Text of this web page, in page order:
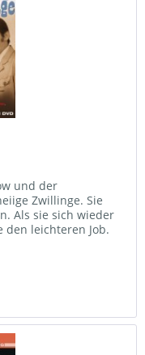
und der
Zwillinge. Sie
Als sie sich wieder
leichteren Job.